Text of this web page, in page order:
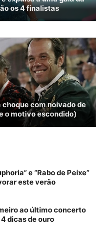
os 4 finalistas
com noivado de
o motivo escondido)
e “Rabo de Peixe”
este verão
ao último concerto
dicas de ouro